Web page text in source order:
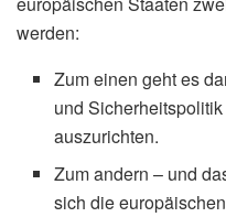
werden:
Zum einen geht es
und
auszurichten.
Zum andern – und
sich die